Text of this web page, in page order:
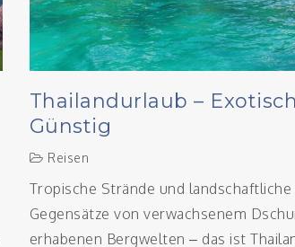
Thailandurlaub –
Günstig
Reisen
Tropische Strände und landschaftliche
Gegensätze von verwachsenem
erhabenen Bergwelten – das ist